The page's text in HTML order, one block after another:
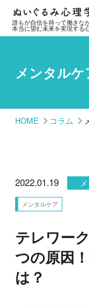
誰もが自信を持って働きなが
本当に望む未来を実現する
メンタル
HOME コラム
2022.01.19
メンタルケア
テレワー
つの原因
は？